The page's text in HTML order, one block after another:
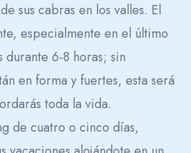
sus cabras en los valles. El
especialmente en el último
durante 6-8 horas; sin
en forma y fuertes, esta será
toda la vida.
de cuatro o cinco días,